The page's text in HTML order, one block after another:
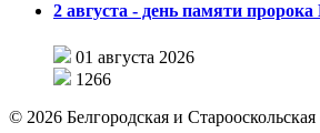
2 августа - день памяти
01 августа 2026
1266
© 2026 Белгородская и